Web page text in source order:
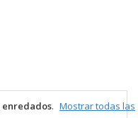
enredados. Mostrar todas las